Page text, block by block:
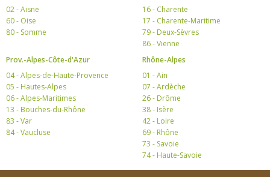
02 - Aisne
60 - Oise
80 - Somme
16 - Charente
17 - Charente-Maritime
79 - Deux-Sèvres
86 - Vienne
Prov.-Alpes-Côte-d'Azur
04 - Alpes-de-Haute-Provence
05 - Hautes-Alpes
06 - Alpes-Maritimes
13 - Bouches-du-Rhône
83 - Var
84 - Vaucluse
Rhône-Alpes
01 - Ain
07 - Ardèche
26 - Drôme
38 - Isère
42 - Loire
69 - Rhône
73 - Savoie
74 - Haute-Savoie